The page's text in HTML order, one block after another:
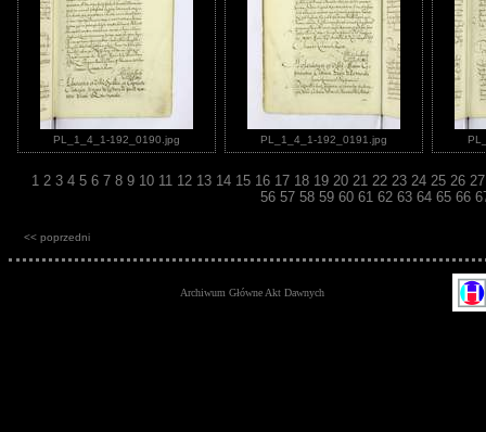
PL_1_4_1-192_0190.jpg PL_1_4_1-192_0191.jpg
1 2 3 4 5 6 7 8 9 10 11 12 13 14 15 16 17 18 19 20 21 22 23 24 25 26
56 57 58 59 60 61 62 63 64 65 66
<< poprzedni
Archiwum Główne Akt Dawnych